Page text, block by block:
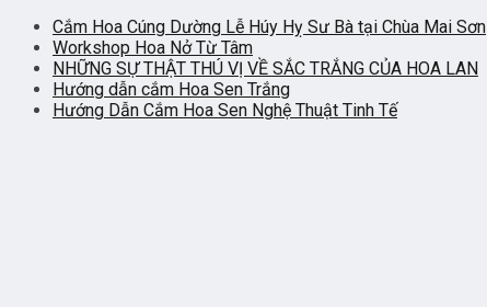
Cắm Hoa Cúng Dường Lễ Húy Hỵ Sư Bà tại Chùa Mai Sơn
Workshop Hoa Nở Từ Tâm
NHỮNG SỰ THẬT THÚ VỊ VỀ SẮC TRẮNG CỦA HOA LAN
Hướng dẫn cắm Hoa Sen Trắng
Hướng Dẫn Cắm Hoa Sen Nghệ Thuật Tinh Tế